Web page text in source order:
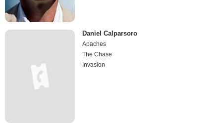
Daniel Calparsoro
Apaches
The Chase
Invasion